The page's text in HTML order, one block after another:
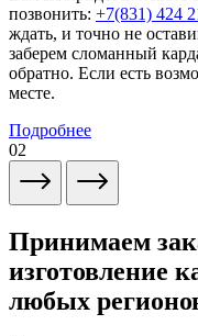
позвонить: +7(831) 424
ждать, и точно не
заберем сломанный
обратно. Если есть
месте.
Подробнее
02
Принимаем
изготовление
любых